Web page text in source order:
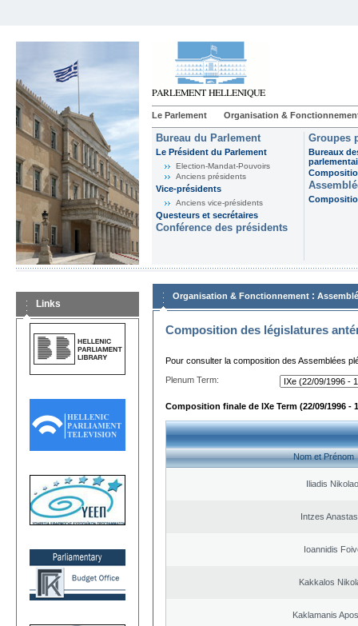
Le Parlement Organisation &
Bureau du Parlement
Le Président du Parlement
Election-Mandat-Pouvoirs
Anciens présidents
Vice-présidents
Anciens vice-présidents
Questeurs et secrétaires
Conférence des présidents
Groupes
Bureaux
Links
Organisation & Fonctionnement :
Composition des législatures
Pour consulter la composition des Assemblées
Plenum Term:
Composition finale de IXe Term (22/09/1996 -
Nom et Prénom
Iliadis
Intzes
Ioannidis
Kakkalos
Kaklamanis